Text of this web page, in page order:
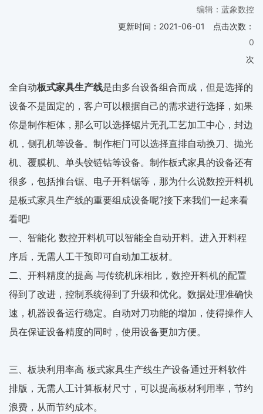
编辑：蓝象数控
更新时间： 2021-06-01
点击次数：
0
次
全自动板式家具生产线是由多台设备组合而成，但是选择的
设备不是固定的，客户可以根据自己的需求进行选择，如果
你是制作柜体，那么可以选择锯片无孔工艺加工中心，封边
机，侧孔机等设备。制作柜门可以选择直排自动换刀、抛光
机、覆膜机、单头铰链钻等设备。制作板式家具的设备还有
很多，包括推台锯、电子开料锯等，那为什么说数控开料机
是板式家具生产线的重要组成设备呢?接下来我们一起来看
看吧!
一、智能化 数控开料机可以智能全自动开料。进入开料程
序后，无需人工干预即可自动加工板材。
二、开料精度的提高 与传统机床相比，数控开料机的配置
得到了改进，控制系统得到了升级和优化。数据处理准确快
速，机器设备运行稳定。自动对刀功能的增加，使得操作人
员在保证设备精度的同时，使用设备更加方便。
三、板块利用率高 板式家具生产线生产设备通过开料软件
排版，无需人工计算板材尺寸，可以提高板材利用率，节约
浪费，从而节约成本。